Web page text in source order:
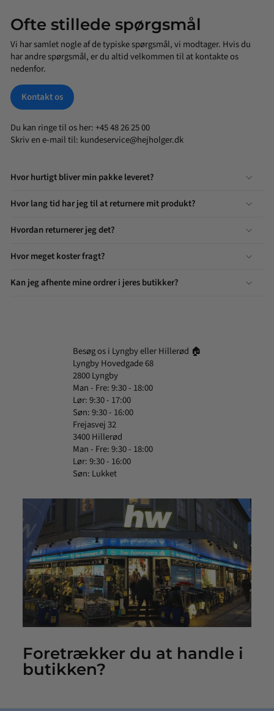
Ofte stillede spørgsmål
Vi har samlet nogle af de typiske spørgsmål, vi modtager. Hvis du
har andre spørgsmål, er du altid velkommen til at kontakte os
nedenfor.
Kontakt os
Du kan ringe til os her: +45 48 26 25 00
Skriv en e-mail til: kundeservice@hejholger.dk
Hvor hurtigt bliver min pakke leveret?
Hvor lang tid har jeg til at returnere mit produkt?
Hvordan returnerer jeg det?
Hvor meget koster fragt?
Kan jeg afhente mine ordrer i jeres butikker?
Foretrækker du at handle i
butikken?
Besøg os i Lyngby eller Hillerød 🏠
Lyngby Hovedgade 68
2800 Lyngby
Man - Fre: 9:30 - 18:00
Lør: 9:30 - 17:00
Søn: 9:30 - 16:00
Frejasvej 32
3400 Hillerød
Man - Fre: 9:30 - 18:00
Lør: 9:30 - 16:00
Søn: Lukket